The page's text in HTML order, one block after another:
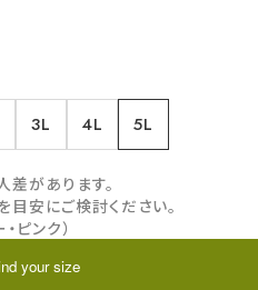
3L 4L 5L
があります。
安にご検討ください。
ピンク）
your size